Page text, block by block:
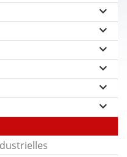
keyboard_arrow_down
keyboard_arrow_down
keyboard_arrow_down
keyboard_arrow_down
keyboard_arrow_down
keyboard_arrow_down